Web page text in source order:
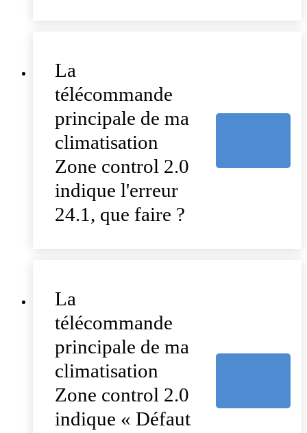
La
télécommande
principale de ma
climatisation
Zone control 2.0
indique l'erreur
24.1, que faire ?
La
télécommande
principale de ma
climatisation
Zone control 2.0
indique « Défaut